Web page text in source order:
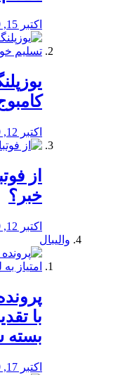
اکتبر 15, 2019
اکتبر 12, 2019
از
خبر؟
اکتبر 12, 2019
والیبال
با
بسته
اکتبر 17, 2019